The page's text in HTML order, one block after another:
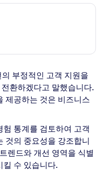
부정적인 고객 지원을
환하겠다고 말했습니다.
제공하는 것은 비즈니스
험 통계를 검토하여 고객
것의 중요성을 강조합니
렌드와 개선 영역을 식별
킬 수 있습니다.